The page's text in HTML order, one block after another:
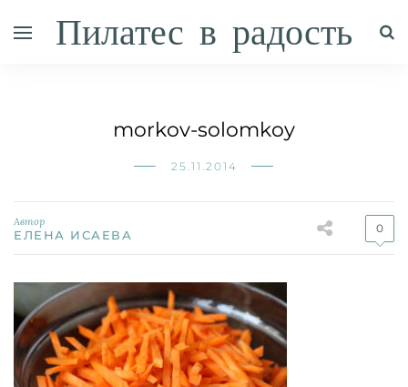
Пилатес в радость
morkov-solomkoy
25.11.2014
Автор
ЕЛЕНА ИСАЕВА 0